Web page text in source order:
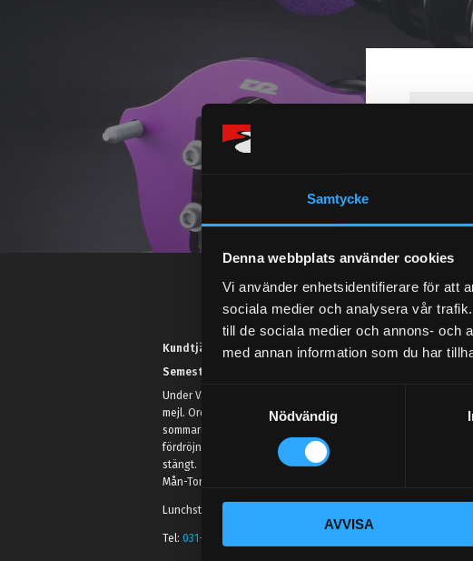
Samtycke
Denna webbplats använder cookies
Vi använder enhetsidentifierare för att
sociala medier och analysera vår
till de sociala medier och annons- och
med annan information som du har
S
a
y
Nödvändig
AVVISA
Kundtjänst telefon:
Semestertider.
Under V.27 - V.33 nås vi enbart på
mejl. Ordrar skickas under
sommaren men med viss
fördröjning. 2/7 -9/7 är det helt
stängt.
Mån-Tors: 10:30-15:00
Lunchstängt 12:00-13:00
Tel:031- 51 66 60